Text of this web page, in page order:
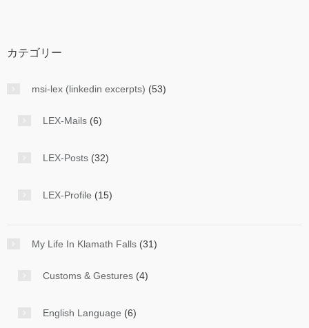
カテゴリー
msi-lex (linkedin excerpts) (53)
LEX-Mails (6)
LEX-Posts (32)
LEX-Profile (15)
My Life In Klamath Falls (31)
Customs & Gestures (4)
English Language (6)